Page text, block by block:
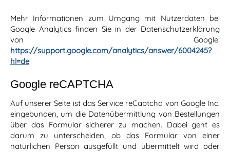
Mehr Informationen zum Umgang mit Nutzerdaten bei
Google Analytics finden Sie in der Datenschutzerklärung
von Google:
https://support.google.com/analytics/answer/6004245?
hl=de
Google reCAPTCHA
Auf unserer Seite ist das Service reCaptcha von Google Inc.
eingebunden, um die Datenübermittlung von Bestellungen
über das Formular sicherer zu machen. Dabei geht es
darum zu unterscheiden, ob das Formular von einer
natürlichen Person ausgefüllt und übermittelt wird oder